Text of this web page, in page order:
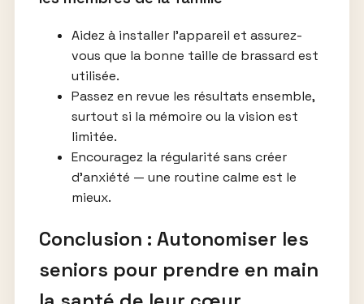
Aidez à installer l’appareil et assurez-
vous que la bonne taille de brassard est
utilisée.
Passez en revue les résultats ensemble,
surtout si la mémoire ou la vision est
limitée.
Encouragez la régularité sans créer
d’anxiété — une routine calme est le
mieux.
Conclusion : Autonomiser les
seniors pour prendre en main